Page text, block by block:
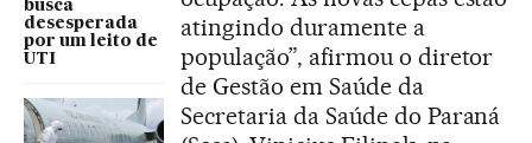
busca
desesperada
por um leito de
UTI
atingindo duramente a
população”, afirmou o diretor
de Gestão em Saúde da
Secretaria da Saúde do Paraná